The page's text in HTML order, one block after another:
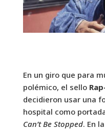
En un giro que para
polémico, el sello
decidieron usar una
hospital como
Can’t Be Stopped. En